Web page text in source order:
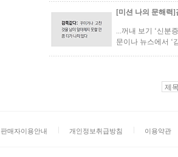
[미션 나의 문해력]
...꺼내 보기 ‘신분
문이나 뉴스에서
판매자이용안내 개인정보취급방침 이용약관